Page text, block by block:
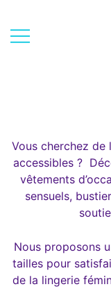
content
Vous cherchez de
accessibles ?
vêtements
sensuels,
Nous proposons
tailles pour
de la lingerie